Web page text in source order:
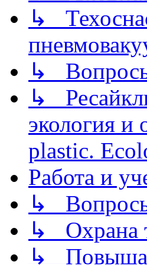
↳
↳ Вопросы
↳
экология и
plastic.
Работа и
↳ Вопросы
↳ Охрана
↳